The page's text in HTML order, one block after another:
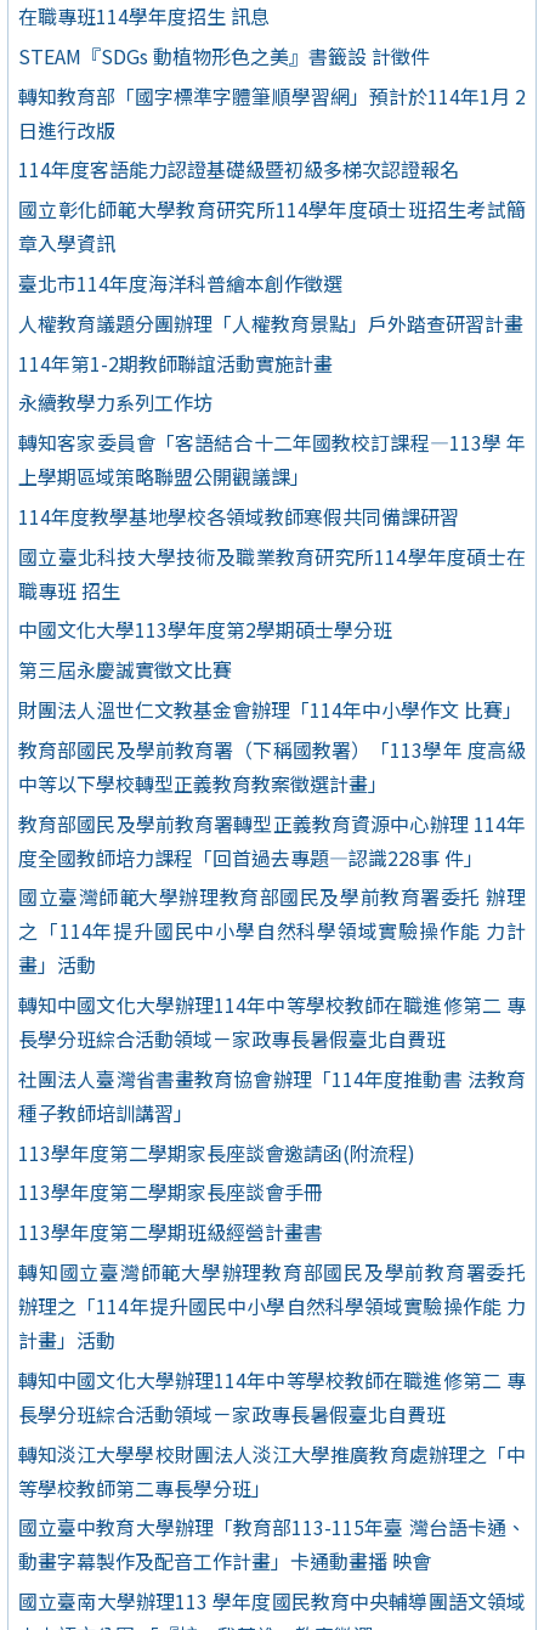
在職專班114學年度招生 訊息
STEAM『SDGs 動植物形色之美』書籤設 計徵件
轉知教育部「國字標準字體筆順學習網」預計於114年1月 2
日進行改版
114年度客語能力認證基礎級暨初級多梯次認證報名
國立彰化師範大學教育研究所114學年度碩士班招生考試簡
章入學資訊
臺北市114年度海洋科普繪本創作徵選
人權教育議題分團辦理「人權教育景點」戶外踏查研習計畫
114年第1-2期教師聯誼活動實施計畫
永續教學力系列工作坊
轉知客家委員會「客語結合十二年國教校訂課程—113學 年
上學期區域策略聯盟公開觀議課」
114年度教學基地學校各領域教師寒假共同備課研習
國立臺北科技大學技術及職業教育研究所114學年度碩士在
職專班 招生
中國文化大學113學年度第2學期碩士學分班
第三屆永慶誠實徵文比賽
財團法人溫世仁文教基金會辦理「114年中小學作文 比賽」
教育部國民及學前教育署（下稱國教署）「113學年 度高級
中等以下學校轉型正義教育教案徵選計畫」
教育部國民及學前教育署轉型正義教育資源中心辦理 114年
度全國教師培力課程「回首過去專題—認識228事 件」
國立臺灣師範大學辦理教育部國民及學前教育署委托 辦理
之「114年提升國民中小學自然科學領域實驗操作能 力計
畫」活動
轉知中國文化大學辦理114年中等學校教師在職進修第二 專
長學分班綜合活動領域－家政專長暑假臺北自費班
社團法人臺灣省書畫教育協會辦理「114年度推動書 法教育
種子教師培訓講習」
113學年度第二學期家長座談會邀請函(附流程)
113學年度第二學期家長座談會手冊
113學年度第二學期班級經營計畫書
轉知國立臺灣師範大學辦理教育部國民及學前教育署委托
辦理之「114年提升國民中小學自然科學領域實驗操作能 力
計畫」活動
轉知中國文化大學辦理114年中等學校教師在職進修第二 專
長學分班綜合活動領域－家政專長暑假臺北自費班
轉知淡江大學學校財團法人淡江大學推廣教育處辦理之「中
等學校教師第二專長學分班」
國立臺中教育大學辦理「教育部113-115年臺 灣台語卡通、
動畫字幕製作及配音工作計畫」卡通動畫播 映會
國立臺南大學辦理113 學年度國民教育中央輔導團語文領域